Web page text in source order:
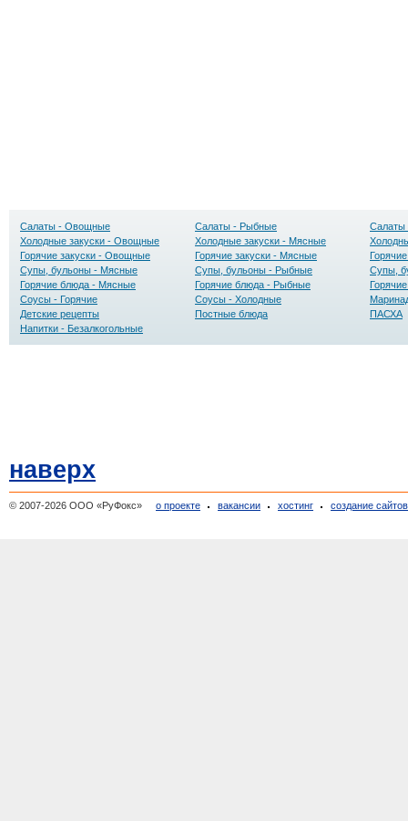
Салаты - Овощные Салаты - Рыбные
Салаты
Холодные закуски - Овощные
Холодные закуски - Мясные
Горячие закуски - Овощные
Горячие закуски - Мясные
Супы, бульоны - Мясные
Супы, бульоны - Рыбные
Супы,
Горячие блюда - Мясные
Горячие блюда - Рыбные
Соусы - Горячие
Соусы - Холодные
Детские рецепты
Постные блюда
ПАСХА
Напитки - Безалкогольные
наверх
© 2007-2026 ООО «РуФокс» о проекте вакансии хостинг создание сайтов